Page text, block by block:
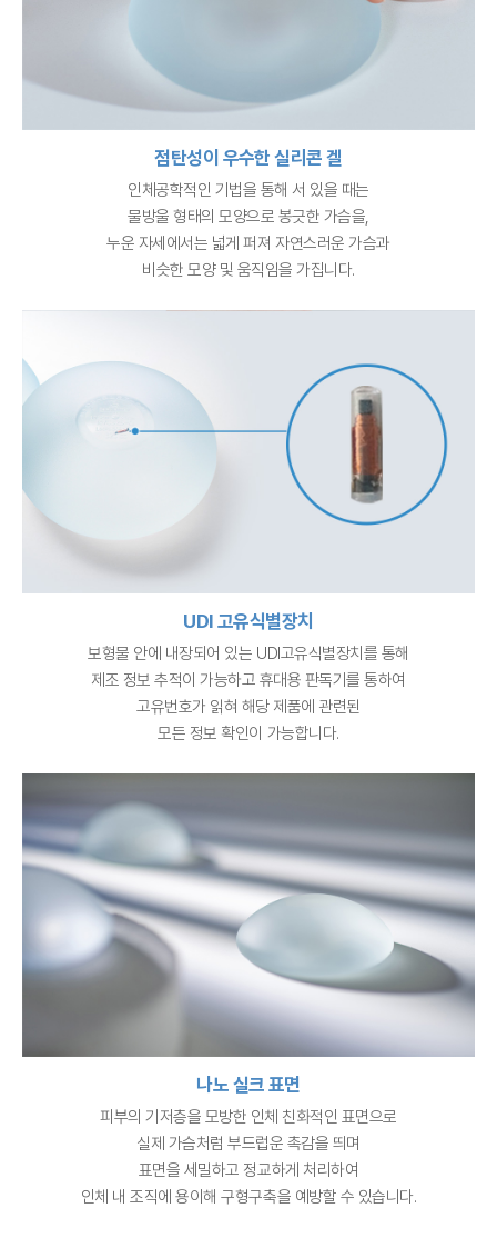
점탄성이 우수한 실리콘 겔
인체공학적인 기법을 통해 서 있을 때는
물방울 형태의 모양으로 봉긋한 가슴을,
누운 자세에서는 넓게 퍼져 자연스러운 가슴과
비슷한 모양 및 움직임을 가집니다.
UDI 고유식별장치
보형물 안에 내장되어 있는 UDI고유식별장치를 통해
제조 정보 추적이 가능하고 휴대용 판독기를 통하여
고유번호가 읽혀 해당 제품에 관련된
모든 정보 확인이 가능합니다.
나노 실크 표면
피부의 기저층을 모방한 인체 친화적인 표면으로
실제 가슴처럼 부드럽운 촉감을 띄며
표면을 세밀하고 정교하게 처리하여
인체 내 조직에 용이해 구형구축을 예방할 수 있습니다.